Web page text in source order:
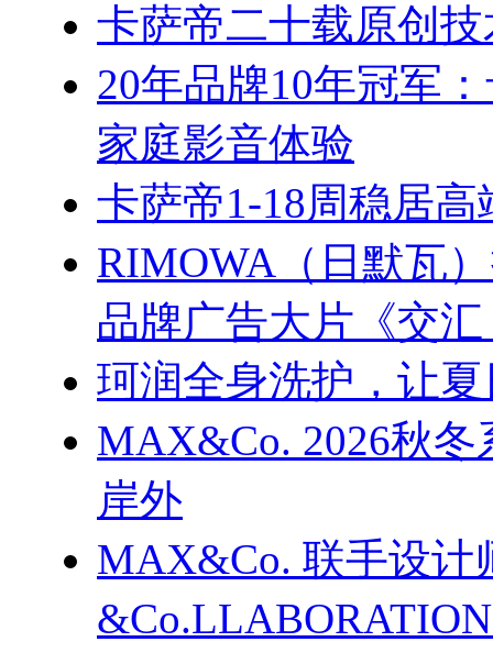
卡萨帝二十载原创
20年品牌10年冠军
家庭影音体验
卡萨帝1-18周稳居
RIMOWA（日默瓦
品牌广告大片《交
珂润全身洗护，让
MAX&Co. 2026秋
岸外
MAX&Co. 联手设计